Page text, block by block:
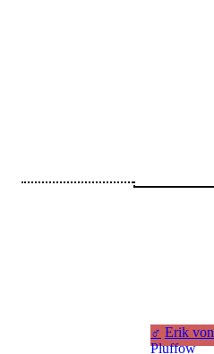
♂ Erik von
Pluffow